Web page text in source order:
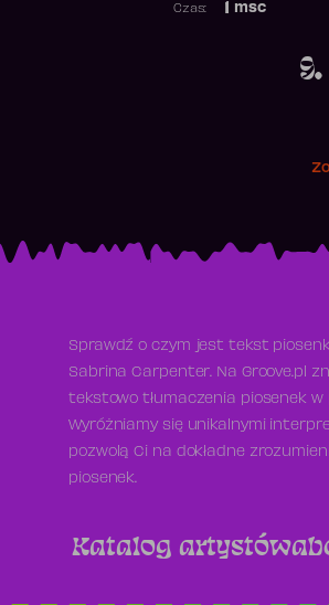
9.
msc
Czas:
Sprawdź o czym jest tekst
Sabrina Carpenter. Na Groove.pl
tekstowo tłumaczenia piosenek w
Wyróżniamy się unikalnymi
pozwolą Ci na dokładne
piosenek.
Katalog artystówab